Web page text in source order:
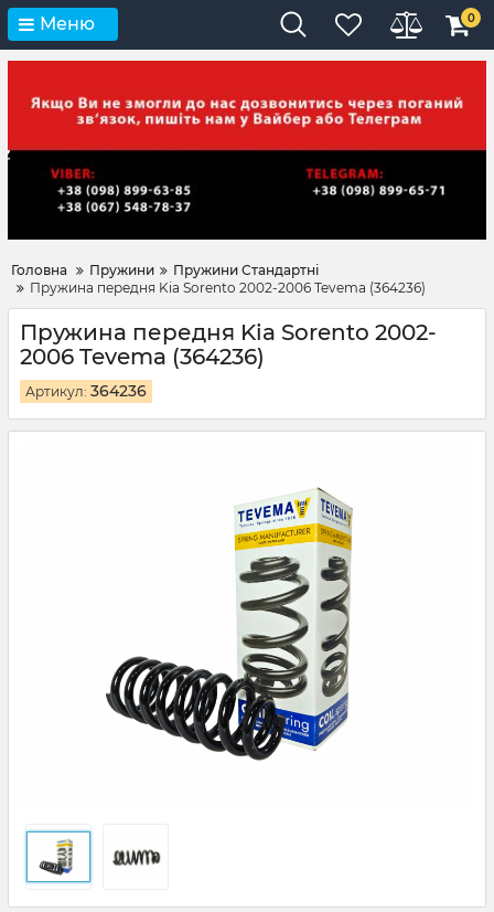
Меню 0
Головна Пружини
Пружини Стандартні
Пружина передня Kia Sorento 2002-2006 Tevema (364236)
Пружина передня Kia Sorento 2002-
2006 Tevema (364236)
Артикул: 364236